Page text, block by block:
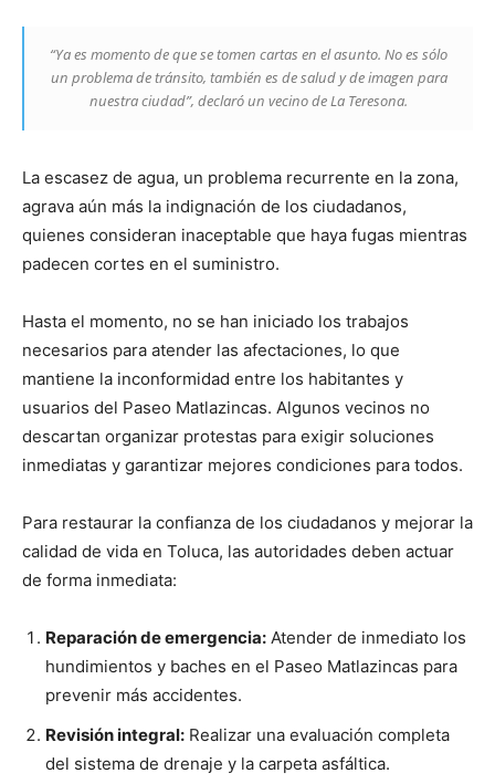
“Ya es momento de que se tomen cartas en el asunto. No es sólo
un problema de tránsito, también es de salud y de imagen para
nuestra ciudad”, declaró un vecino de La Teresona.
La escasez de agua, un problema recurrente en la zona,
agrava aún más la indignación de los ciudadanos,
quienes consideran inaceptable que haya fugas mientras
padecen cortes en el suministro.
Hasta el momento, no se han iniciado los trabajos
necesarios para atender las afectaciones, lo que
mantiene la inconformidad entre los habitantes y
usuarios del Paseo Matlazincas. Algunos vecinos no
descartan organizar protestas para exigir soluciones
inmediatas y garantizar mejores condiciones para todos.
Para restaurar la confianza de los ciudadanos y mejorar la
calidad de vida en Toluca, las autoridades deben actuar
de forma inmediata:
Reparación de emergencia: Atender de inmediato los
hundimientos y baches en el Paseo Matlazincas para
prevenir más accidentes.
Revisión integral: Realizar una evaluación completa
del sistema de drenaje y la carpeta asfáltica.